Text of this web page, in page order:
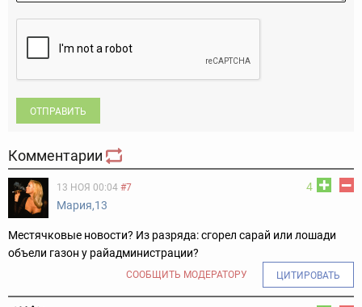
ОТПРАВИТЬ
Комментарии
4
13 НОЯ 00:04 #7
Мария,13
Местячковые новости? Из разряда: сгорел сарай или лошади
объели газон у райадминистрации?
СООБЩИТЬ МОДЕРАТОРУ ЦИТИРОВАТЬ